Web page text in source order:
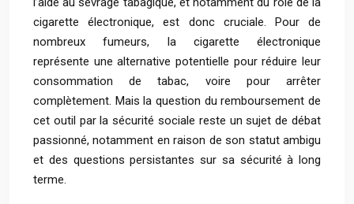
cigarette électronique, est donc cruciale. Pour de
nombreux fumeurs, la cigarette électronique
représente une alternative potentielle pour réduire leur
consommation de tabac, voire pour arrêter
complètement. Mais la question du remboursement de
cet outil par la sécurité sociale reste un sujet de débat
passionné, notamment en raison de son statut ambigu
et des questions persistantes sur sa sécurité à long
terme.